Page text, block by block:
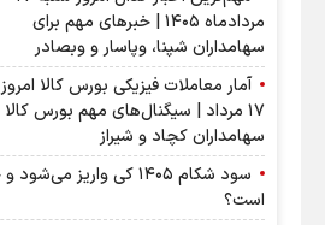
مردادماه ۱۴۰۵ | خبرهای مهم برای
سهامداران شپنا، وپاسار و وبصادر
آمار معاملات فیزیکی بورس کالا
۱۷ مرداد | سیگنال‌های مهم بورس کالا
سهامداران کچاد و شیراز
سود شکام ۱۴۰۵ کی واریز
است؟